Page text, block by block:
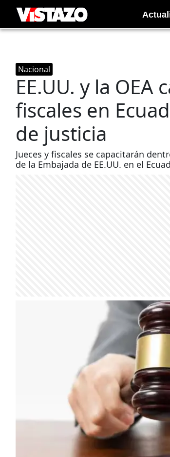
Nacional
EE.UU. y la OEA
fiscales en
de justicia
Jueces y fiscales se capacitarán
de la Embajada de EE.UU. en el